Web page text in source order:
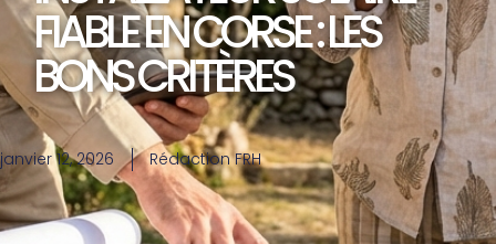
FIABLE EN CORSE : LES
BONS CRITÈRES
janvier 12, 2026 Rédaction FRH